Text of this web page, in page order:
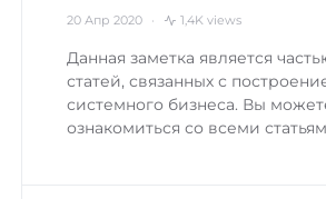
20 Апр 2020 1,4K views
Данная заметка является
статей, связанных с
системного бизнеса. Вы
ознакомиться со всеми